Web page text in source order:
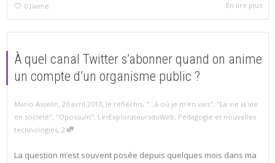
0 J'aime En lire plus
À quel canal Twitter s’abonner quand on anime
un compte d’un organisme public ?
Mario Asselin, 20 avril 2010, Je réfléchis, "...à où je m'en vais", "La vie la vie
en société", "Opossum", LesExplorateursduWeb, Pédagogie et nouvelles
technologies, 2
La question m’est souvent posée depuis quelques mois dans ma